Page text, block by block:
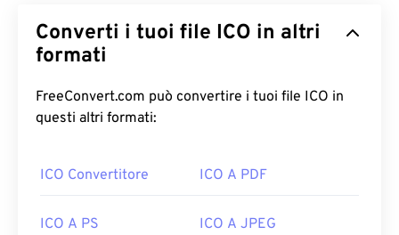
Converti i tuoi file ICO in altri
formati
FreeConvert.com può convertire i tuoi file ICO in
questi altri formati:
ICO Convertitore ICO A PDF
ICO A PS ICO A JPEG